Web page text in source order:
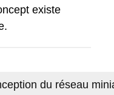
existe
du réseau